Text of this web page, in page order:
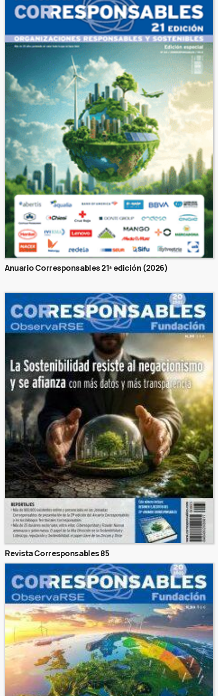
Anuario Corresponsables 21ª edición (2026)
Revista Corresponsables 85